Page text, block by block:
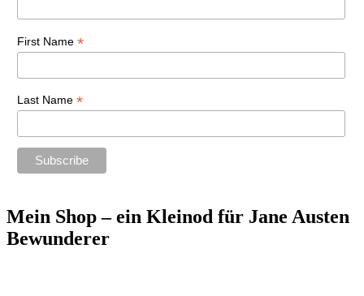
First Name *
Last Name *
Mein Shop – ein Kleinod für Jane Austen
Bewunderer